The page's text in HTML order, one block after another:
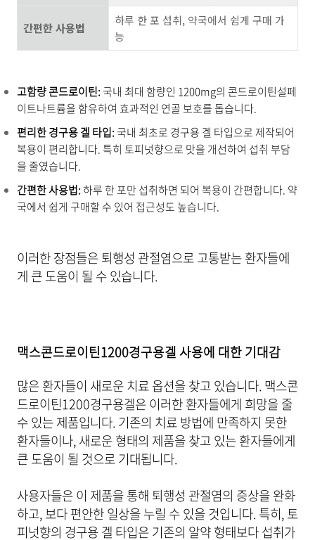
간편한 사용법
하루 한 포 섭취, 약국에서 쉽게 구매 가
능
고함량 콘드로이틴:국내 최대 함량인 1200mg의 콘드로이틴설페
이트나트륨을 함유하여 효과적인 연골 보호를 돕습니다.
편리한 경구용 겔 타입:국내 최초로 경구용 겔 타입으로 제작되어
복용이 편리합니다. 특히 토피넛향으로 맛을 개선하여 섭취 부담
을 줄였습니다.
간편한 사용법:하루 한 포만 섭취하면 되어 복용이 간편합니다. 약
국에서 쉽게 구매할 수 있어 접근성도 높습니다.
이러한 장점들은 퇴행성 관절염으로 고통받는 환자들에
게 큰 도움이 될 수 있습니다.
맥스콘드로이틴1200경구용겔 사용에 대한 기대감
많은 환자들이 새로운 치료 옵션을 찾고 있습니다. 맥스콘
드로이틴1200경구용겔은 이러한 환자들에게 희망을 줄
수 있는 제품입니다. 기존의 치료 방법에 만족하지 못한
환자들이나, 새로운 형태의 제품을 찾고 있는 환자들에게
큰 도움이 될 것으로 기대됩니다.
사용자들은 이 제품을 통해 퇴행성 관절염의 증상을 완화
하고, 보다 편안한 일상을 누릴 수 있을 것입니다. 특히, 토
피넛향의 경구용 겔 타입은 기존의 알약 형태보다 섭취가